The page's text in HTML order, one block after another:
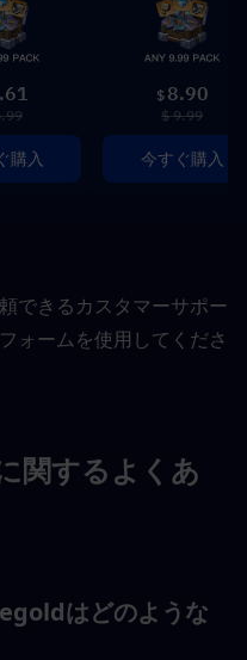
購入
$ 8.90
$ 9.99
今すぐ購入
できるカスタマーサポー
ォームを使用してくださ
関するよくあ
はどのような